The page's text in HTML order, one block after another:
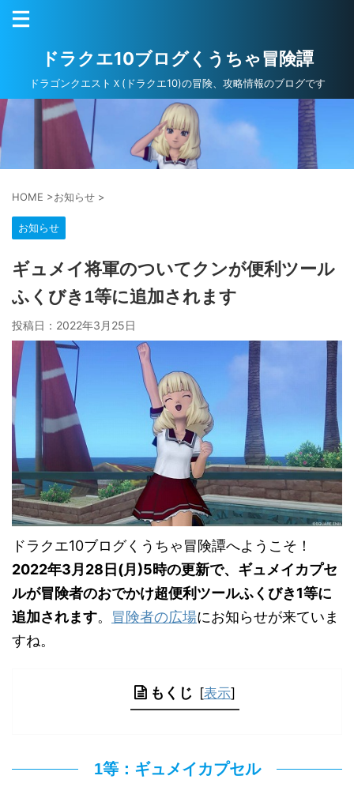
ドラクエ10ブログくうちゃ冒険譚
ドラゴンクエストＸ(ドラクエ10)の冒険、攻略情報のブログです
HOME >お知らせ >
お知らせ
ギュメイ将軍のついてクンが便利ツール
ふくびき1等に追加されます
投稿日： 2022年3月25日
ドラクエ10ブログくうちゃ冒険譚へようこそ！
2022年3月28日(月)5時の更新で、ギュメイカプセ
ルが冒険者のおでかけ超便利ツールふくびき1等に
追加されます。 冒険者の広場にお知らせが来ていま
すね。
もくじ [表示]
1等：ギュメイカプセル